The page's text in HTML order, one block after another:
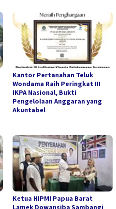
Kantor Pertanahan Teluk
Wondama Raih Peringkat III
IKPA Nasional, Bukti
Pengelolaan Anggaran yang
Akuntabel
Ketua HIPMI Papua Barat
Lamek Dowansiba Sambangi